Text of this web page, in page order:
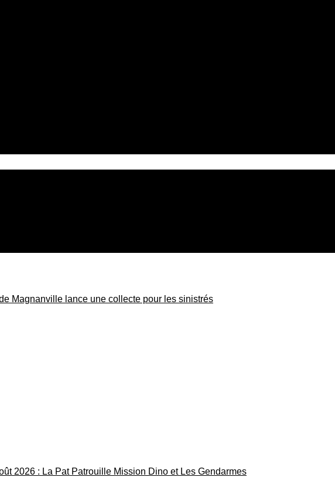
Magnanville lance une collecte pour les sinistrés
2026 : La Pat Patrouille Mission Dino et Les Gendarmes